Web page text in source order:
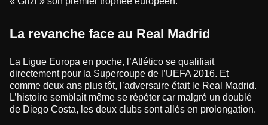
La revanche face au Real Madrid
La Ligue Europa en poche, l’Atlético se qualifiait
directement pour la Supercoupe de l’UEFA 2016. Et
comme deux ans plus tôt, l’adversaire était le Real Madrid.
L’histoire semblait même se répéter car malgré un doublé
de Diego Costa, les deux clubs sont allés en prolongation.